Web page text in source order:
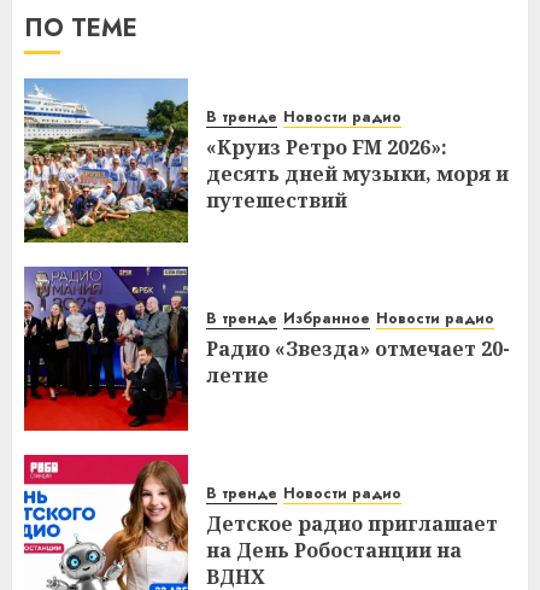
ПО ТЕМЕ
В тренде Новости радио
«Круиз Ретро FM 2026»:
десять дней музыки, моря и
путешествий
В тренде Избранное Новости радио
Радио «Звезда» отмечает 20-
летие
В тренде Новости радио
Детское радио приглашает
на День Робостанции на
ВДНХ